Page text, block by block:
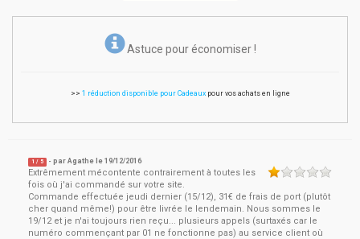
Astuce pour économiser !
>> 1 réduction disponible pour Cadeauxpour vos achats en ligne
1 / 5 - parAgathe le19/12/2016
Extrêmement mécontente contrairement à toutes les
fois où j'ai commandé sur votre site.
Commande effectuée jeudi dernier (15/12), 31€ de frais de port (plutôt
cher quand même!) pour être livrée le lendemain. Nous sommes le
19/12 et je n'ai toujours rien reçu... plusieurs appels (surtaxés car le
numéro commençant par 01 ne fonctionne pas) au service client où